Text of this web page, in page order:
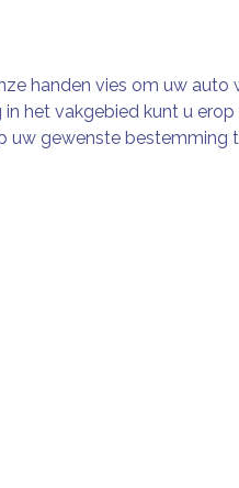
handen vies om uw
in het vakgebied kunt u
uw gewenste bestemming